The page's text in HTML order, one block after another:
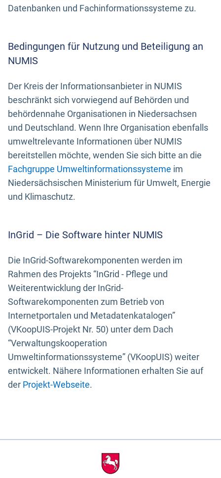
Datenbanken und Fachinformationssysteme zu.
Bedingungen für Nutzung und Beteiligung an
NUMIS
Der Kreis der Informationsanbieter in NUMIS
beschränkt sich vorwiegend auf Behörden und
behördennahe Organisationen in Niedersachsen
und Deutschland. Wenn Ihre Organisation ebenfalls
umweltrelevante Informationen über NUMIS
bereitstellen möchte, wenden Sie sich bitte an die
Fachgruppe Umweltinformationssysteme im
Niedersächsischen Ministerium für Umwelt, Energie
und Klimaschutz.
InGrid – Die Software hinter NUMIS
Die InGrid-Softwarekomponenten werden im
Rahmen des Projekts “InGrid - Pflege und
Weiterentwicklung der InGrid-
Softwarekomponenten zum Betrieb von
Internetportalen und Metadatenkatalogen”
(VKoopUIS-Projekt Nr. 50) unter dem Dach
“Verwaltungskooperation
Umweltinformationssysteme” (VKoopUIS) weiter
entwickelt. Nähere Informationen erhalten Sie auf
der Projekt-Webseite.